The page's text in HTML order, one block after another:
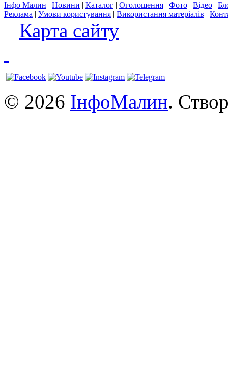
Інфо Малин | Новини | Каталог | Оголошення | Фото | Відео |
Реклама | Умови користування | Використання матеріалів |
Карта сайту
© 2026 ІнфоМалин.